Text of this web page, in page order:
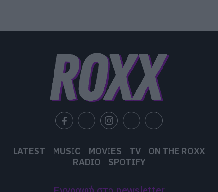
LATEST MUSIC MOVIES TV
ON THE ROXX
RADIO
SPOTIFY